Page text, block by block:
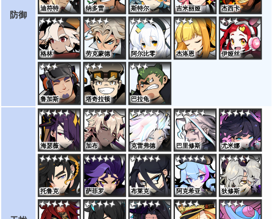
防御
迪符特 纳多雷 斯特尔 吉米丽娅 杰西卡
格林 劳克蒙德 阿尔比零 杰洛恩 伊娅丝
鲁加斯 塔奇拉顿 巴拉龟
海瑟薇 加布 克雷弗德 巴里修斯 尤米娜
托鲁克 萨菲罗 布莱克 阿克希亚 狄修斯